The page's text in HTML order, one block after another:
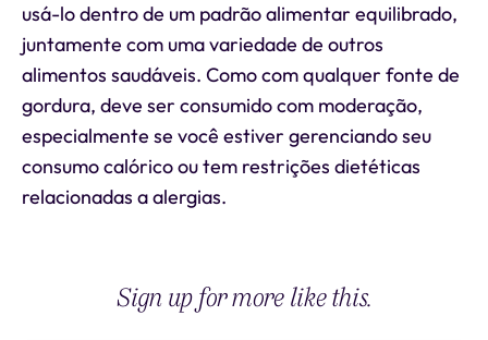
usá-lo dentro de um padrão alimentar equilibrado,
juntamente com uma variedade de outros
alimentos saudáveis. Como com qualquer fonte de
gordura, deve ser consumido com moderação,
especialmente se você estiver gerenciando seu
consumo calórico ou tem restrições dietéticas
relacionadas a alergias.
Sign up for more like this.